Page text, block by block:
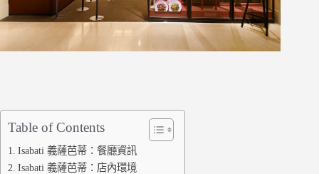
Table of Contents
Isabati 義薩芭蒂：餐廳資訊
Isabati 義薩芭蒂：店內環境